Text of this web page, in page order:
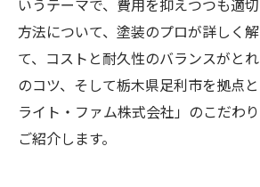
いうテーマで、費用を抑えつつも適
方法について、塗装のプロが詳しく
て、コストと耐久性のバランスがと
のコツ、そして栃木県足利市を拠点
ライト・ファム株式会社」のこだわ
ご紹介します。